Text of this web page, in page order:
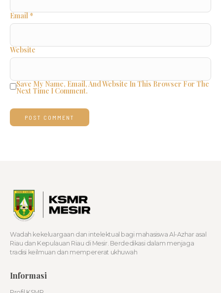
Email*
Website
Save My Name, Email, And Website In This Browser For The
Next Time I Comment.
Wadah kekeluargaan dan intelektual bagi mahasiswa Al-Azhar asal
Riau dan Kepulauan Riau di Mesir. Berdedikasi dalam menjaga
tradisi keilmuan dan mempererat ukhuwah
Informasi